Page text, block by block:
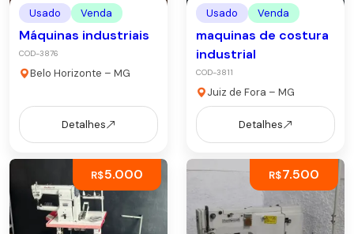
Usado Venda
Máquinas industriais
COD-3876
Belo Horizonte – MG
Detalhes
Usado Venda
maquinas de costura
industrial
COD-3811
Juiz de Fora – MG
Detalhes
R$5.000 R$7.500